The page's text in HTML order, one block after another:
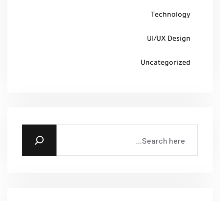
Technology
UI/UX Design
Uncategorized